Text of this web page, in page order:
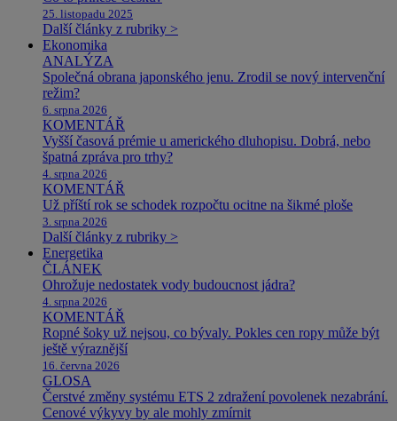
25. listopadu 2025
Další články z rubriky >
Ekonomika
ANALÝZA
Společná obrana japonského jenu. Zrodil se nový intervenční
režim?
6. srpna 2026
KOMENTÁŘ
Vyšší časová prémie u amerického dluhopisu. Dobrá, nebo
špatná zpráva pro trhy?
4. srpna 2026
KOMENTÁŘ
Už příští rok se schodek rozpočtu ocitne na šikmé ploše
3. srpna 2026
Další články z rubriky >
Energetika
ČLÁNEK
Ohrožuje nedostatek vody budoucnost jádra?
4. srpna 2026
KOMENTÁŘ
Ropné šoky už nejsou, co bývaly. Pokles cen ropy může být
ještě výraznější
16. června 2026
GLOSA
Čerstvé změny systému ETS 2 zdražení povolenek nezabrání.
Cenové výkyvy by ale mohly zmírnit